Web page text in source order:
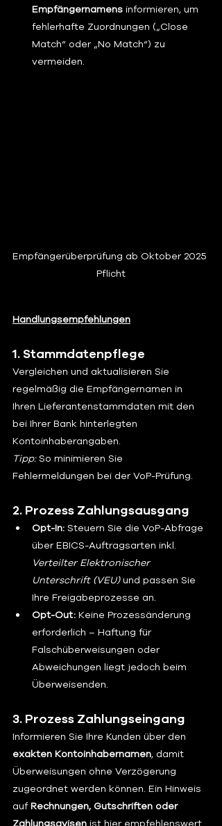
Empfängernamens informieren, um
fehlerhafte Zuordnungen („Close
Match“ oder „No Match“) zu
vermeiden.
Empfängerüberprüfung ab Oktober 2025
Pflicht
Handlungsempfehlungen
1. Stammdatenpflege
Vergleichen und aktualisieren Sie
regelmäßig die Empfängernamen in
Ihren Lieferantenstammdaten mit den
bei Ihrer Bank hinterlegten
Kontoinhaberangaben.
Tipp: So minimieren Sie
Fehlermeldungen bei der VoP-Prüfung.
2. Prozess Zahlungsausgang
Opt-In: Steuern Sie die VoP-Abfrage
über EBICS-Auftragsarten inkl.
Verteilter Elektronischer
Unterschrift (VEU) und passen Sie
Ihre Freigabeprozesse an.
Opt-Out: Keine Prozessänderung
erforderlich – Haftung für
Falschüberweisungen oder
Abweichungen liegt jedoch beim
Überweisenden.
3. Prozess Zahlungseingang
Informieren Sie Ihre Kunden über den
exakten Kontoinhabernamen, damit
Überweisungen ohne Verzögerung
zugeordnet werden können. Ein Hinweis
auf Rechnungen, Gutschriften oder